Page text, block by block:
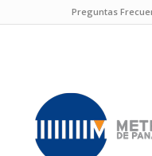
Preguntas